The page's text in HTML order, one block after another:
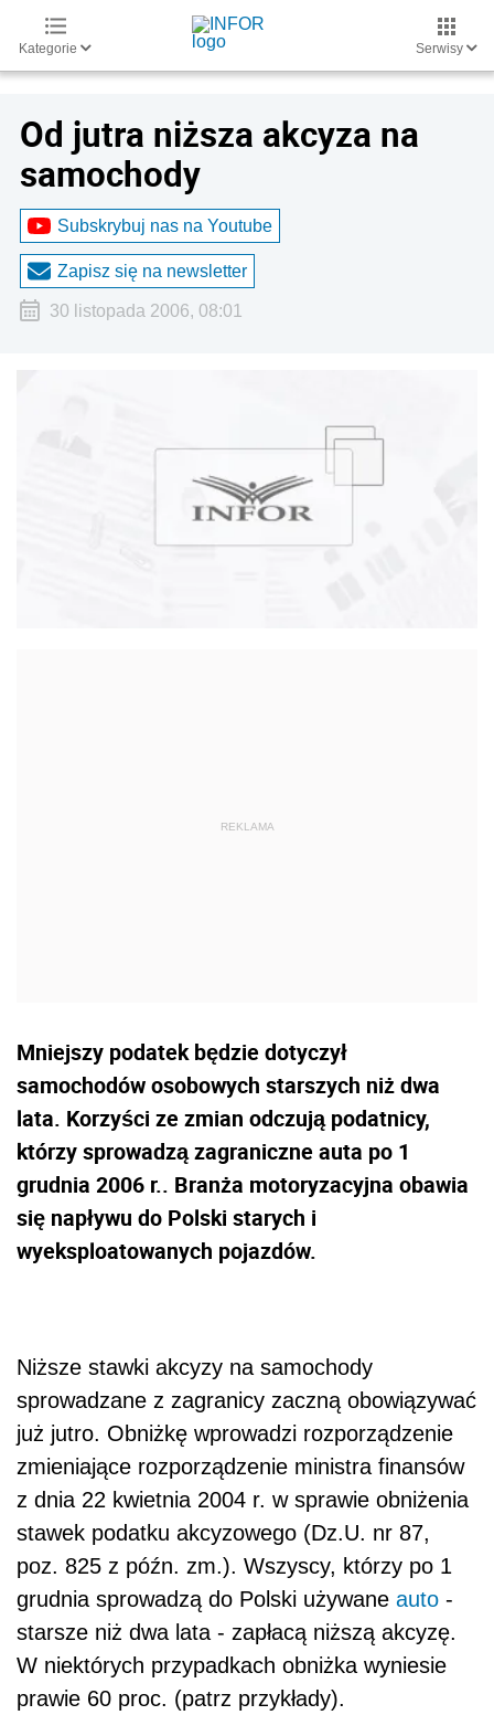
Kategorie Serwisy
Od jutra niższa akcyza na
samochody
Subskrybuj nas na Youtube
Zapisz się na newsletter
30 listopada 2006, 08:01
Mniejszy podatek będzie dotyczył
samochodów osobowych starszych niż dwa
lata. Korzyści ze zmian odczują podatnicy,
którzy sprowadzą zagraniczne auta po 1
grudnia 2006 r.. Branża motoryzacyjna obawia
się napływu do Polski starych i
wyeksploatowanych pojazdów.
Niższe stawki akcyzy na samochody
sprowadzane z zagranicy zaczną obowiązywać
już jutro. Obniżkę wprowadzi rozporządzenie
zmieniające rozporządzenie ministra finansów
z dnia 22 kwietnia 2004 r. w sprawie obniżenia
stawek podatku akcyzowego (Dz.U. nr 87,
poz. 825 z późn. zm.). Wszyscy, którzy po 1
grudnia sprowadzą do Polski używane auto -
starsze niż dwa lata - zapłacą niższą akcyzę.
W niektórych przypadkach obniżka wyniesie
prawie 60 proc. (patrz przykłady).